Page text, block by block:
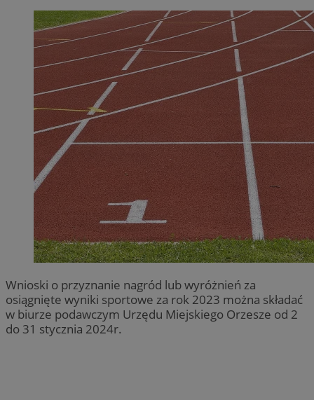
Wnioski o przyznanie nagród lub wyróżnień za
osiągnięte wyniki sportowe za rok 2023 można składać
w biurze podawczym Urzędu Miejskiego Orzesze od 2
do 31 stycznia 2024r.